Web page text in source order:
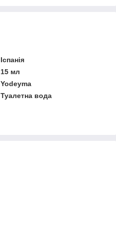
Іспанія
15 мл
Yodeyma
Туалетна вода